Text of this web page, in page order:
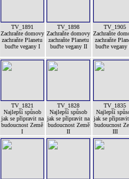
TV_1891
Zachraňte domovy
zachraňte Planetu
buďte vegany I
TV_1898
Zachraňte domovy
zachraňte Planetu
buďte vegany II
TV_1905
Zachraňte
zachraňte
buďte
TV_1821
Najlepší spůsob
jak se připravit na
budoucnost Země
I
TV_1828
Najlepší spůsob
jak se připravit na
budoucnost Země
II
TV_1835
Najlepší
jak se
budoucnost
III